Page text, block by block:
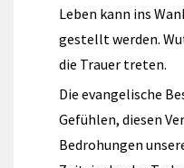
Leben kann ins
gestellt werden.
die Trauer treten.
Die evangelische
Gefühlen, diesen
Bedrohungen